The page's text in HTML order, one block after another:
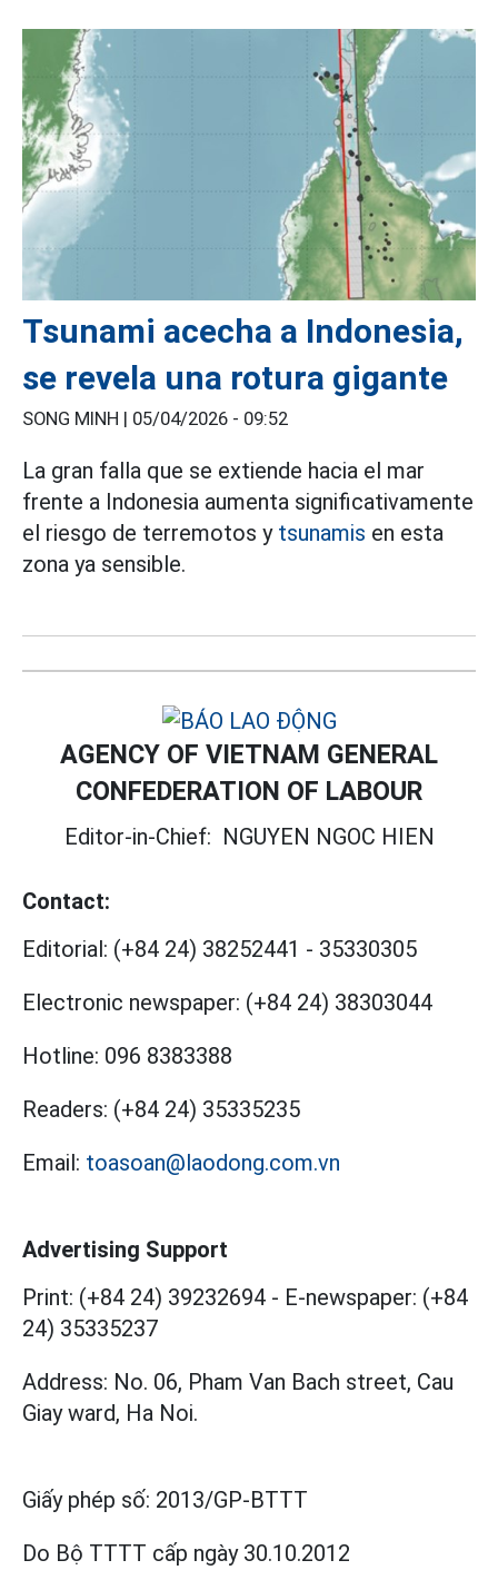
Tsunami acecha a Indonesia,
se revela una rotura gigante
SONG MINH | 05/04/2026 - 09:52
La gran falla que se extiende hacia el mar
frente a Indonesia aumenta significativamente
el riesgo de terremotos y tsunamis en esta
zona ya sensible.
AGENCY OF VIETNAM GENERAL
CONFEDERATION OF LABOUR
Editor-in-Chief: NGUYEN NGOC HIEN
Contact:
Editorial: (+84 24) 38252441 - 35330305
Electronic newspaper: (+84 24) 38303044
Hotline: 096 8383388
Readers: (+84 24) 35335235
Email: toasoan@laodong.com.vn
Advertising Support
Print: (+84 24) 39232694 - E-newspaper: (+84
24) 35335237
Address: No. 06, Pham Van Bach street, Cau
Giay ward, Ha Noi.
Giấy phép số: 2013/GP-BTTT
Do Bộ TTTT cấp ngày 30.10.2012